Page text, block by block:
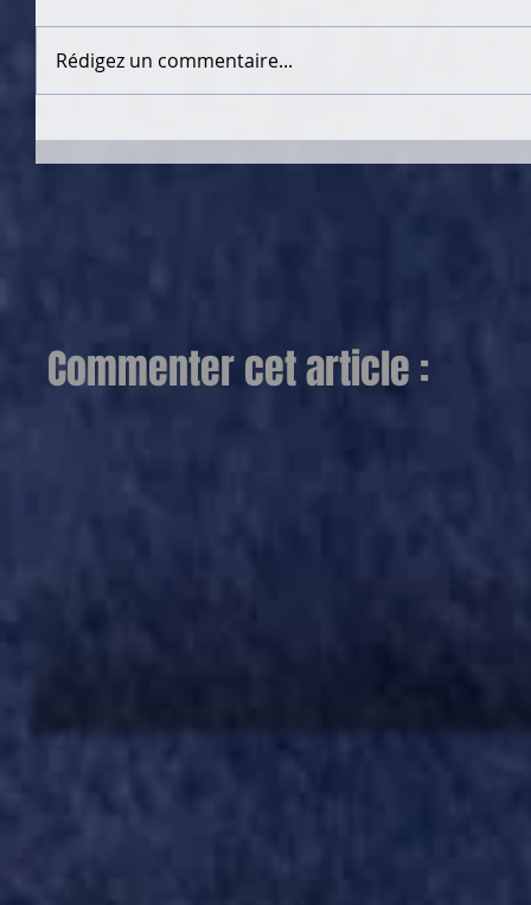
Rédigez un commentaire...
Commenter cet article :